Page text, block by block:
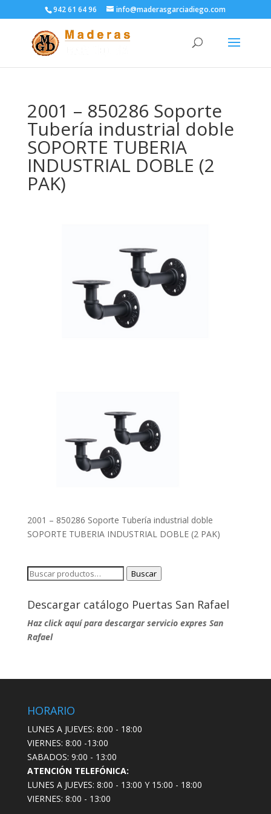
942 61 64 96 info@maderasgarciadiego.com
2001 – 850286 Soporte
Tubería industrial doble
SOPORTE TUBERIA
INDUSTRIAL DOBLE (2
PAK)
2001 – 850286 Soporte Tubería industrial doble
SOPORTE TUBERIA INDUSTRIAL DOBLE (2 PAK)
Buscar
Buscar
Descargar catálogo Puertas San Rafael
Haz click aquí para descargar servicio expres San
Rafael
HORARIO
LUNES A JUEVES: 8:00 - 18:00
VIERNES: 8:00 -13:00
SABADOS: 9:00 - 13:00
ATENCIÓN TELEFÓNICA:
LUNES A JUEVES: 8:00 - 13:00 Y 15:00 - 18:00
VIERNES: 8:00 - 13:00